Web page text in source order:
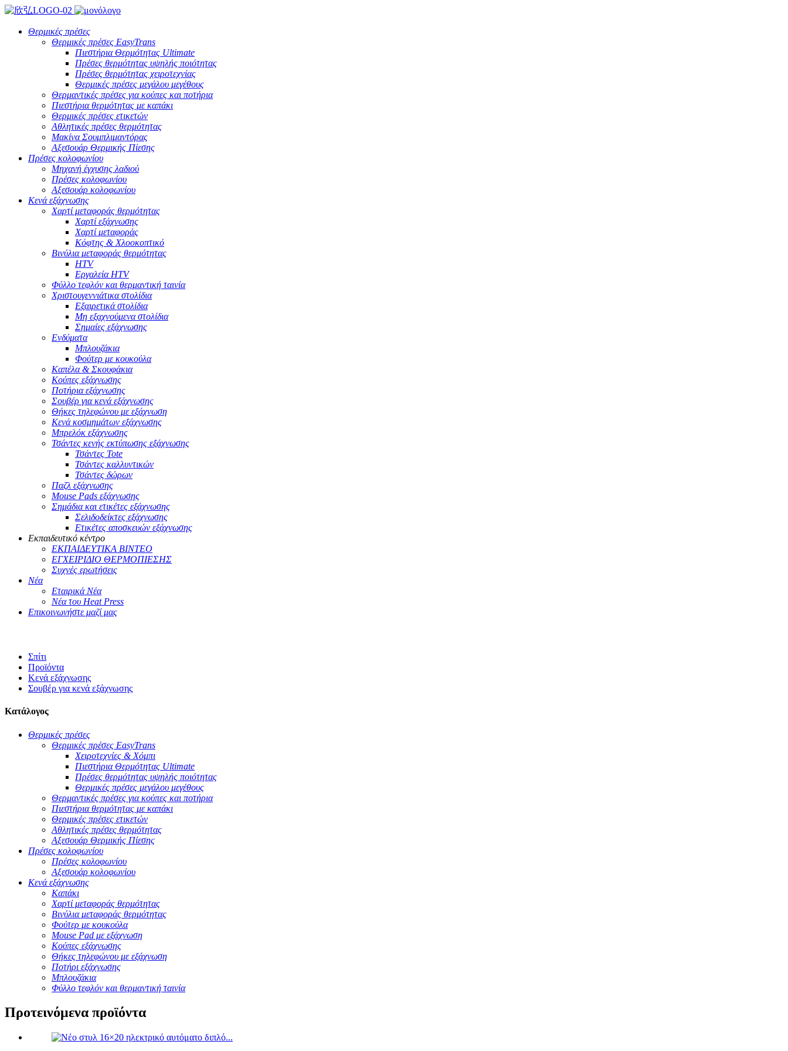
Θερμικές πρέσες
Θερμικές πρέσες EasyTrans
Πιεστήρια Θερμότητας Ultimate
Πρέσες θερμότητας υψηλής ποιότητας
Πρέσες θερμότητας χειροτεχνίας
Θερμικές πρέσες μεγάλου μεγέθους
Θερμαντικές πρέσες για κούπες και ποτήρια
Πιεστήρια θερμότητας με καπάκι
Θερμικές πρέσες ετικετών
Αθλητικές πρέσες θερμότητας
Μακίνα Σουμπλιμαντόρας
Αξεσουάρ Θερμικής Πίεσης
Πρέσες κολοφωνίου
Μηχανή έγχυσης λαδιού
Πρέσες κολοφωνίου
Αξεσουάρ κολοφωνίου
Κενά εξάχνωσης
Χαρτί μεταφοράς θερμότητας
Χαρτί εξάχνωσης
Χαρτί μεταφοράς
Κόφτης & Χλοοκοπτικό
Βινύλια μεταφοράς θερμότητας
HTV
Εργαλεία HTV
Φύλλο τεφλόν και θερμαντική ταινία
Χριστουγεννιάτικα στολίδια
Εξαιρετικά στολίδια
Μη εξαχνούμενα στολίδια
Σημαίες εξάχνωσης
Ενδύματα
Μπλουζάκια
Φούτερ με κουκούλα
Καπέλα & Σκουφάκια
Κούπες εξάχνωσης
Ποτήρια εξάχνωσης
Σουβέρ για κενά εξάχνωσης
Θήκες τηλεφώνου με εξάχνωση
Κενά κοσμημάτων εξάχνωσης
Μπρελόκ εξάχνωσης
Τσάντες κενής εκτύπωσης εξάχνωσης
Τσάντες Tote
Τσάντες καλλυντικών
Τσάντες δώρων
Παζλ εξάχνωσης
Mouse Pads εξάχνωσης
Σημάδια και ετικέτες εξάχνωσης
Σελιδοδείκτες εξάχνωσης
Ετικέτες αποσκευών εξάχνωσης
Εκπαιδευτικό κέντρο
ΕΚΠΑΙΔΕΥΤΙΚΑ ΒΙΝΤΕΟ
ΕΓΧΕΙΡΙΔΙΟ ΘΕΡΜΟΠΙΕΣΗΣ
Συχνές ερωτήσεις
Νέα
Εταιρικά Νέα
Νέα του Heat Press
Επικοινωνήστε μαζί μας
Σπίτι
Προϊόντα
Κενά εξάχνωσης
Σουβέρ για κενά εξάχνωσης
Κατάλογος
Θερμικές πρέσες
Θερμικές πρέσες EasyTrans
Χειροτεχνίες & Χόμπι
Πιεστήρια Θερμότητας Ultimate
Πρέσες θερμότητας υψηλής ποιότητας
Θερμικές πρέσες μεγάλου μεγέθους
Θερμαντικές πρέσες για κούπες και ποτήρια
Πιεστήρια θερμότητας με καπάκι
Θερμικές πρέσες ετικετών
Αθλητικές πρέσες θερμότητας
Αξεσουάρ Θερμικής Πίεσης
Πρέσες κολοφωνίου
Πρέσες κολοφωνίου
Αξεσουάρ κολοφωνίου
Κενά εξάχνωσης
Καπάκι
Χαρτί μεταφοράς θερμότητας
Βινύλια μεταφοράς θερμότητας
Φούτερ με κουκούλα
Mouse Pad με εξάχνωση
Κούπες εξάχνωσης
Θήκες τηλεφώνου με εξάχνωση
Ποτήρι εξάχνωσης
Μπλουζάκια
Φύλλο τεφλόν και θερμαντική ταινία
Προτεινόμενα προϊόντα